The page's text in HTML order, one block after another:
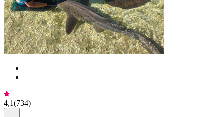
4,1(734)